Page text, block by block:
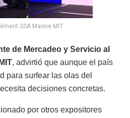
SSA Marine MIT
de Mercadeo y Servicio al
, advirtió que aunque el país
para surfear las olas del
decisiones concretas.
por otros expositores